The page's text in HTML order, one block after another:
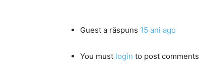
Guest a răspuns 15 ani ago
You must login to post comments